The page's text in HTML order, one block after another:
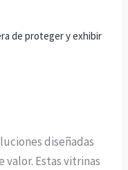
de proteger y exhibir
diseñadas
Estas vitrinas